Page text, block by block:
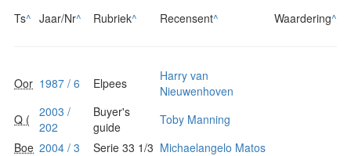
Ts^ Jaar/Nr^ Rubriek^ Recensent^ Waardering^
Oor 1987 / 6 Elpees
Harry van
Nieuwenhoven
Q (
2003 /
202
Buyer's
guide
Toby Manning
Boe 2004 / 3 Serie 33 1/3 Michaelangelo Matos